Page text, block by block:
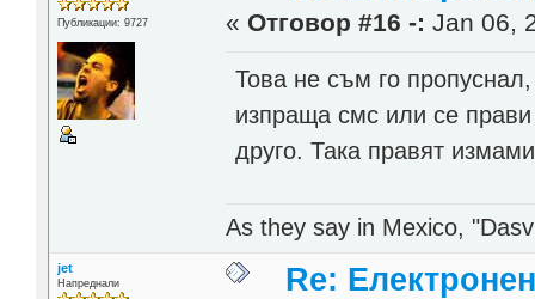
Публикации: 9727 « Отговор #16 -: Jan 06,
Това не съм го
изпраща смс или се
друго. Така правят
As they say in Mexico,
jet
Напреднали Re: